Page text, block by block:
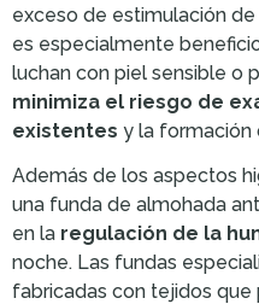
exceso de estimulación
es especialmente
luchan con piel sensible o
minimiza el riesgo de
existentes y la formación
Además de los aspectos
una funda de almohada
en la regulación de la
noche. Las fundas
fabricadas con tejidos